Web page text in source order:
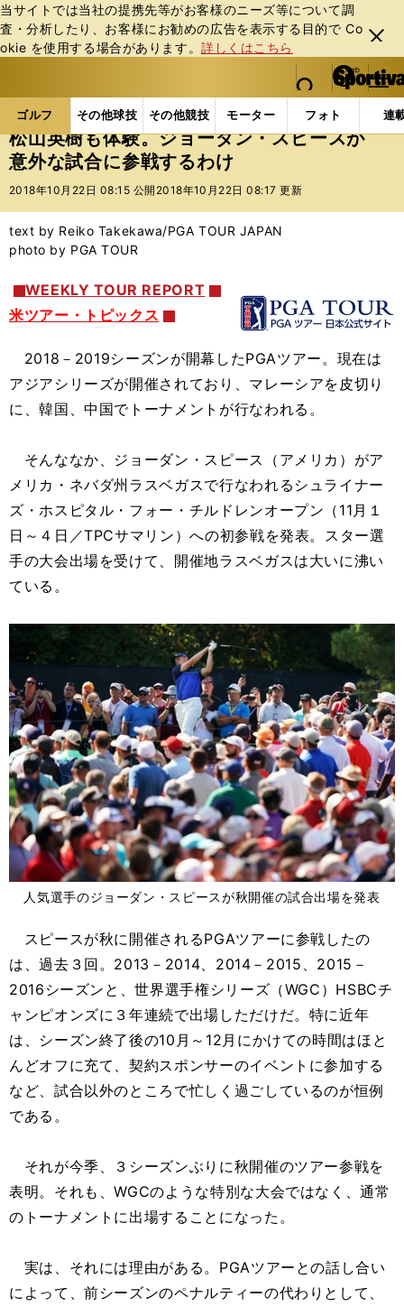
当サイトでは当社の提携先等がお客様のニーズ等について調
査・分析したり、お客様にお勧めの広告を表⽰する⽬的で Co
okie を使⽤する場合があります。詳しくはこちら
閉じ
る
web Sportiva (webスポルティーバ)
検索
マイペ
ー
ジ
メニュ
ゴルフ その他球技 その他競技 モーター フォト 連
ス
ポ
ル
バ
ゴルフの記事一覧 ゴルフ 男子ゴルフ 松山英樹
松山英樹も体験。ジョーダン・スピースが
意外な試合に参戦するわけ
2018年10月22日 08:15 公開 2018年10月22日 08:17 更新
text by Reiko Takekawa/PGA TOUR JAPAN
photo by PGA TOUR
WEEKLY TOUR REPORT
米ツアー・トピックス
2018－2019シーズンが開幕したPGAツアー。現在は
アジアシリーズが開催されており、マレーシアを皮切り
に、韓国、中国でトーナメントが行なわれる。
そんななか、ジョーダン・スピース（アメリカ）がア
メリカ・ネバダ州ラスベガスで行なわれるシュライナー
ズ・ホスピタル・フォー・チルドレンオープン（11月１
日～４日／TPCサマリン）への初参戦を発表。スター選
手の大会出場を受けて、開催地ラスベガスは大いに沸い
ている。
人気選手のジョーダン・スピースが秋開催の試合出場を発表
スピースが秋に開催されるPGAツアーに参戦したの
は、過去３回。2013－2014、2014－2015、2015－
2016シーズンと、世界選手権シリーズ（WGC）HSBCチ
ャンピオンズに３年連続で出場しただけだ。特に近年
は、シーズン終了後の10月～12月にかけての時間はほと
んどオフに充て、契約スポンサーのイベントに参加する
など、試合以外のところで忙しく過ごしているのが恒例
である。
それが今季、３シーズンぶりに秋開催のツアー参戦を
表明。それも、WGCのような特別な大会ではなく、通常
のトーナメントに出場することになった。
実は、それには理由がある。PGAツアーとの話し合い
によって、前シーズンのペナルティーの代わりとして、